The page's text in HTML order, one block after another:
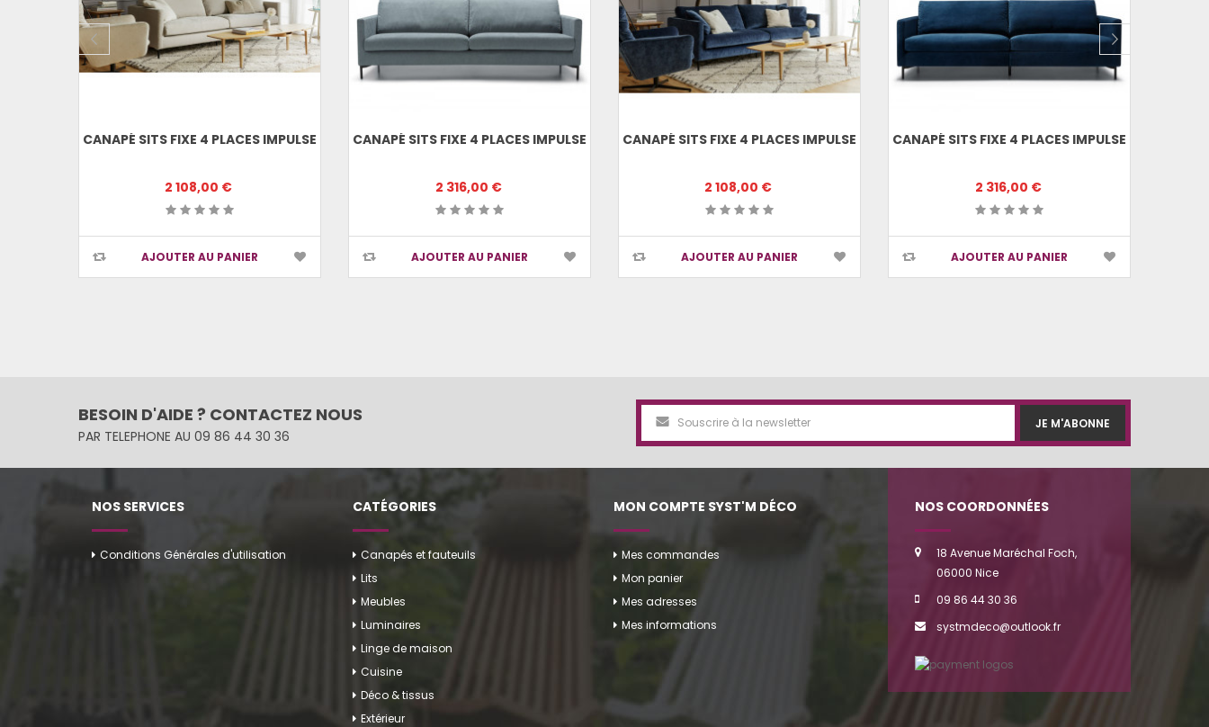
CANAPÉ SITS FIXE 4 PLACES IMPULSE
2 108,00 €
AJOUTER AU PANIER
CANAPÉ SITS FIXE 4 PLACES IMPULSE
2 316,00 €
AJOUTER AU PANIER
CANAPÉ SITS FIXE 4 PLACES IMPULSE
2 108,00 €
AJOUTER AU PANIER
CANAPÉ SITS FIXE 4 PLACES IMPULSE
2 316,00 €
AJOUTER AU PANIER
BESOIN D'AIDE ? CONTACTEZ NOUS
PAR TELEPHONE AU 09 86 44 30 36
JE M'ABONNE
NOS SERVICES
Conditions Générales d'utilisation
CATÉGORIES
Canapés et fauteuils
Lits
Meubles
Luminaires
Linge de maison
Cuisine
Déco & tissus
Extérieur
MON COMPTE SYST'M DÉCO
Mes commandes
Mon panier
Mes adresses
Mes informations
NOS COORDONNÉES
18 Avenue Maréchal Foch,
06000 Nice
09 86 44 30 36
systmdeco@outlook.fr